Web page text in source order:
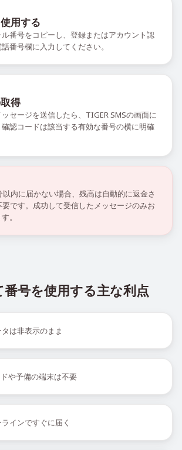
用する
番号をコピーし、登録またはアカウント認
番号欄に入力してください。
得
セージを送信したら、TIGER SMSの画面に
認コードは該当する有効な番号の横に明確
以内に届かない場合、残高は自動的に返金さ
です。成功して受信したメッセージのみお
。
番号を使用する主な利点
は非表示のまま
や予備の端末は不要
インですぐに届く